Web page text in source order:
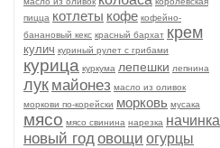
пицца котлеты кофе кофейно-
банановый кекс красный бархат крем
кулич куриный рулет с грибами
курица куркума лепешки лепнина
лук майонез масло из оливок
моркови по-корейски морковь мусака
мясо мясо свинина нарезка начинка
новый годовощи огурцы